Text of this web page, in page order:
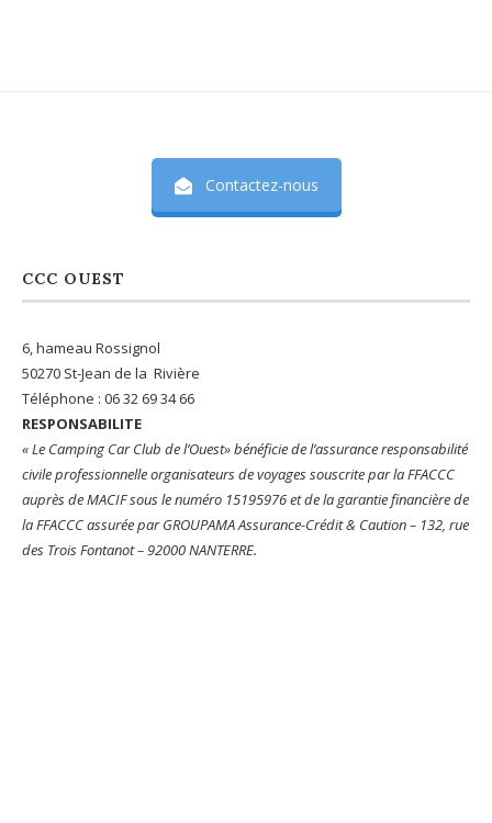
Contactez-nous
CCC OUEST
6, hameau Rossignol
50270 St-Jean de la Rivière
Téléphone : 06 32 69 34 66
RESPONSABILITE
« Le Camping Car Club de l’Ouest» bénéficie de l’assurance responsabilité
civile professionnelle organisateurs de voyages souscrite par la FFACCC
auprès de MACIF sous le numéro 15195976 et de la garantie financière de
la FFACCC assurée par GROUPAMA Assurance-Crédit & Caution – 132, rue
des Trois Fontanot – 92000 NANTERRE.